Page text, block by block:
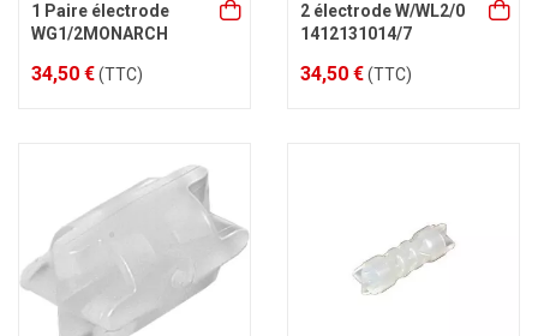
1 Paire électrode
WG1/2MONARCH
34,50 €(TTC)
2 électrode W/WL2/0
1412131014/7
34,50 €(TTC)